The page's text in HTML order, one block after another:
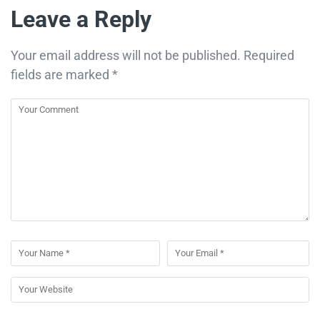
Leave a Reply
Your email address will not be published. Required
fields are marked *